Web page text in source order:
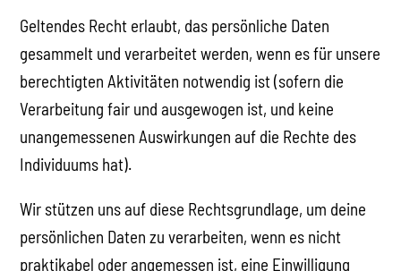
Geltendes Recht erlaubt, das persönliche Daten
gesammelt und verarbeitet werden, wenn es für unsere
berechtigten Aktivitäten notwendig ist (sofern die
Verarbeitung fair und ausgewogen ist, und keine
unangemessenen Auswirkungen auf die Rechte des
Individuums hat).
Wir stützen uns auf diese Rechtsgrundlage, um deine
persönlichen Daten zu verarbeiten, wenn es nicht
praktikabel oder angemessen ist, eine Einwilligung